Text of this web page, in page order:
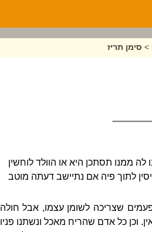
> סימן תריז
ממנו תסתכן היא או הוולד לוחשין
לתוך פיה אם נתיישב דעתה מוטב
שצריכה לשומן עצמו, אבל חולה
וכן כל אדם שהריח מאכל ונשתנו פניו